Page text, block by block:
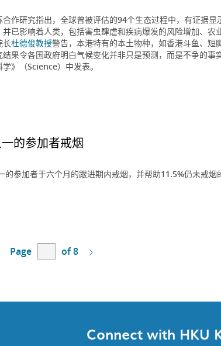
作研究指出，全球曾被评估的94个生态过程中，有证据显
已影响着人类，包括害虫肆虐和疾病爆发的风险增加、农
长杜德俊教授警告，本港特有的本土物种，如香港斗鱼、短
果令各国政府明白气候变化并非只是预测，而是不争的事
》（Science）中发表。
的参加者戒烟
参加者于六个月的跟进期内戒烟，并帮助11.5%仍未戒烟
Page of 8
Connect with HKU